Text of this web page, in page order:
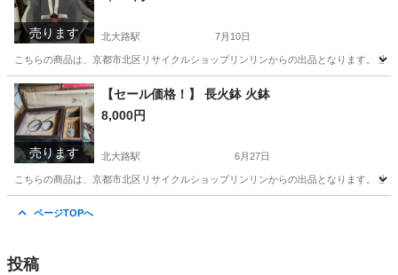
売ります 北大路駅 7月10日
こちらの商品は、京都市北区リサイクルショップリンリンからの出品となります。
京都 京都市 北大路駅 ベビー用品 リンリン
売ります
【セール価格！】 長火鉢 火鉢
8,000円
北大路駅 6月27日
こちらの商品は、京都市北区リサイクルショップリンリンからの出品となります。
ページTOPへ
投稿